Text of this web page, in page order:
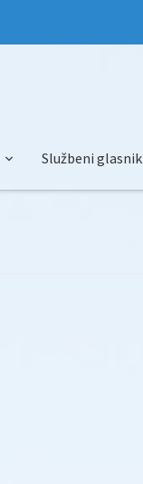
Službeni glasnik